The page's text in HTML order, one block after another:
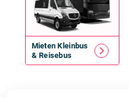
Mieten Kleinbus
& Reisebus